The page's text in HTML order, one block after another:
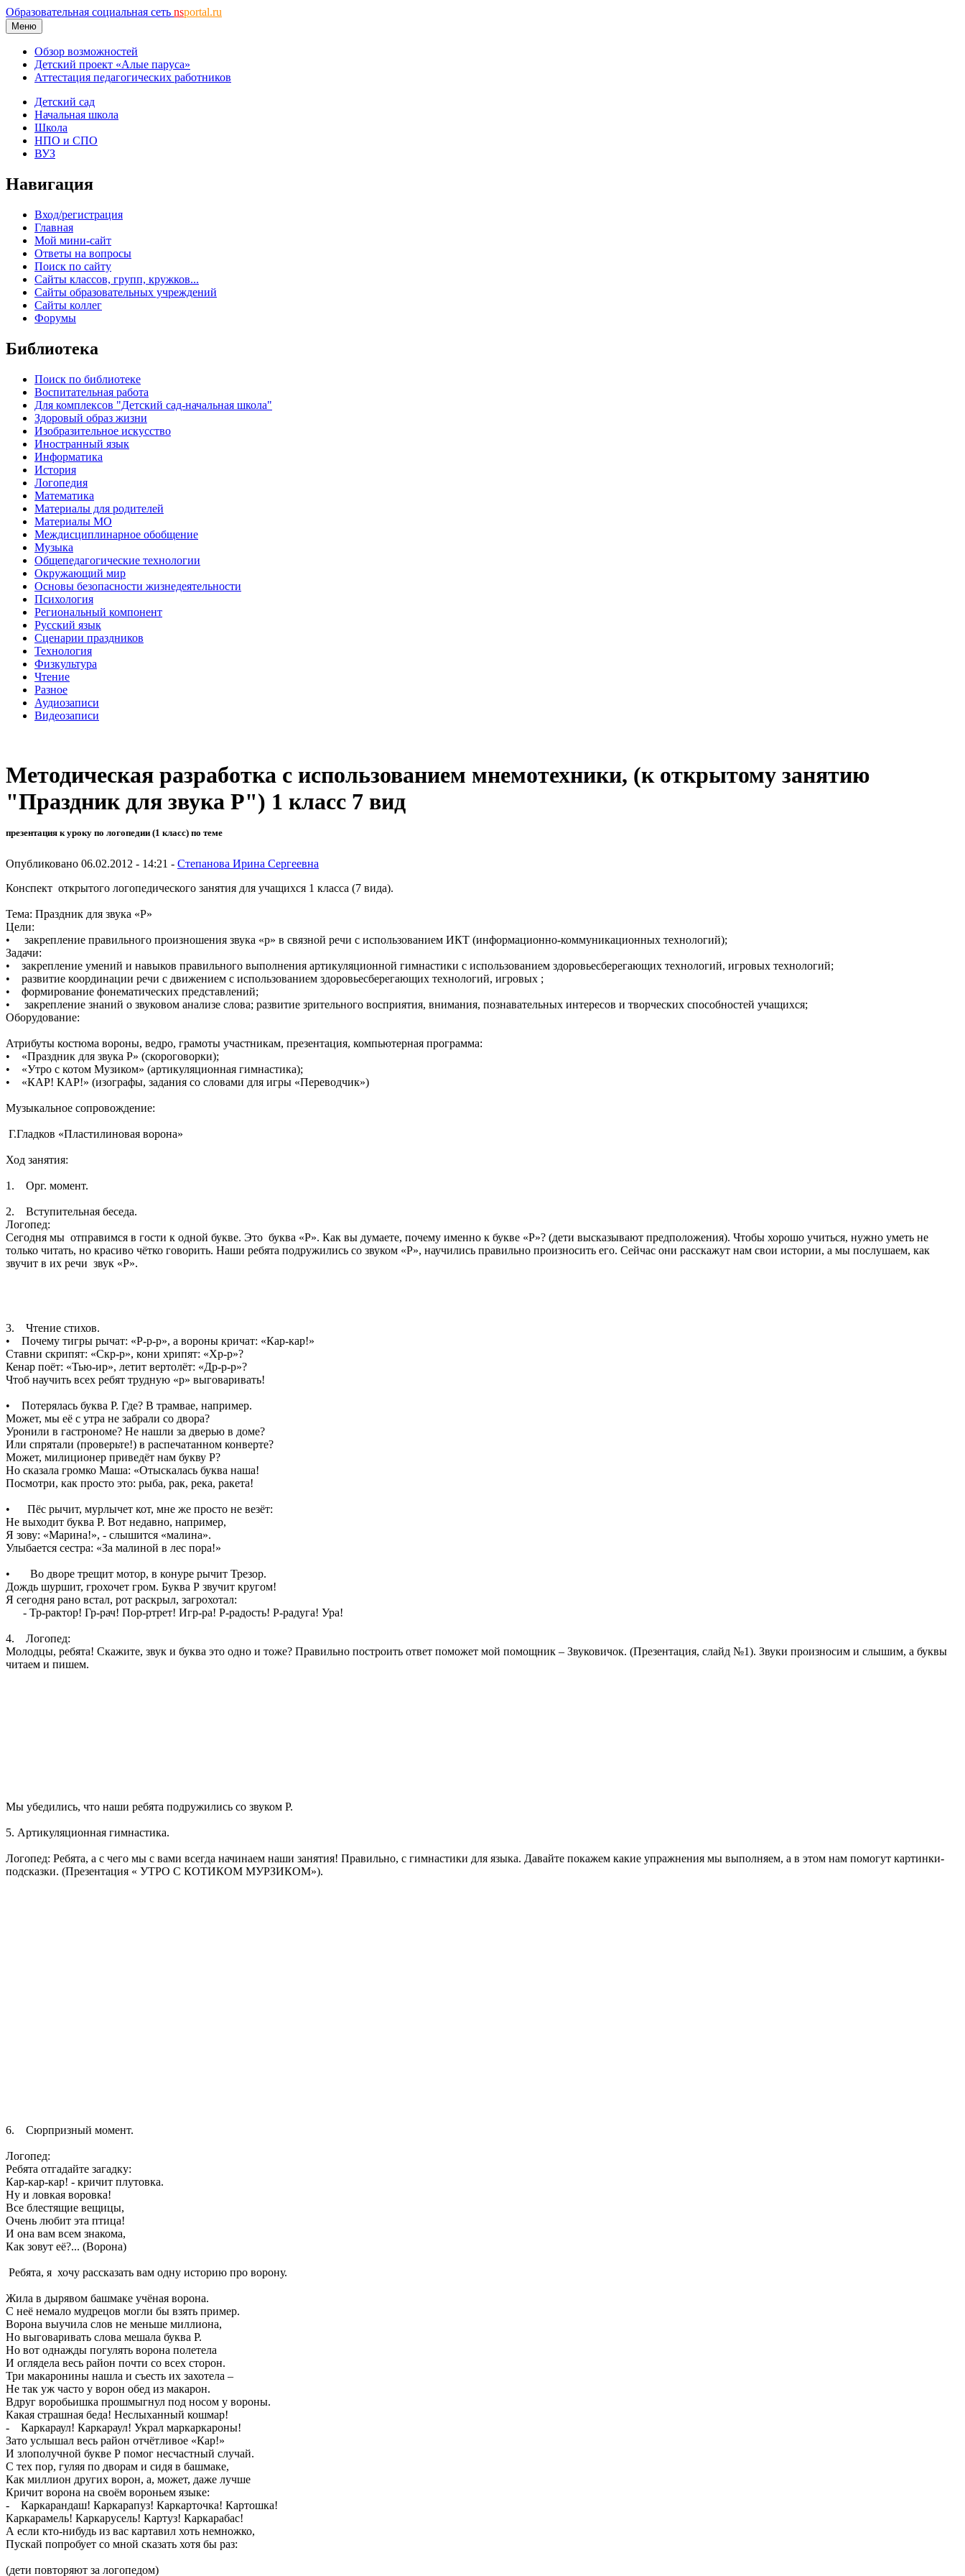
Образовательная социальная сеть nsportal.ru
Меню
Обзор возможностей
Детский проект «Алые паруса»
Аттестация педагогических работников
Детский сад
Начальная школа
Школа
НПО и СПО
ВУЗ
Навигация
Вход/регистрация
Главная
Мой мини-сайт
Ответы на вопросы
Поиск по сайту
Сайты классов, групп, кружков...
Сайты образовательных учреждений
Сайты коллег
Форумы
Библиотека
Поиск по библиотеке
Воспитательная работа
Для комплексов "Детский сад-начальная школа"
Здоровый образ жизни
Изобразительное искусство
Иностранный язык
Информатика
История
Логопедия
Математика
Материалы для родителей
Материалы МО
Междисциплинарное обобщение
Музыка
Общепедагогические технологии
Окружающий мир
Основы безопасности жизнедеятельности
Психология
Региональный компонент
Русский язык
Сценарии праздников
Технология
Физкультура
Чтение
Разное
Аудиозаписи
Видеозаписи
Методическая разработка с использованием мнемотехники, (к открытому занятию
"Праздник для звука Р") 1 класс 7 вид
презентация к уроку по логопедии (1 класс) по теме
Опубликовано 06.02.2012 - 14:21 - Степанова Ирина Сергеевна
Конспект открытого логопедического занятия для учащихся 1 класса (7 вида).
Тема: Праздник для звука «Р»
Цели:
• закрепление правильного произношения звука «р» в связной речи с использованием ИКТ (информационно-коммуникационных технологий);
Задачи:
• закрепление умений и навыков правильного выполнения артикуляционной гимнастики с использованием здоровьесберегающих технологий, игровых технологий;
• развитие координации речи с движением с использованием здоровьесберегающих технологий, игровых ;
• формирование фонематических представлений;
• закрепление знаний о звуковом анализе слова; развитие зрительного восприятия, внимания, познавательных интересов и творческих способностей учащихся;
Оборудование:
Атрибуты костюма вороны, ведро, грамоты участникам, презентация, компьютерная программа:
• «Праздник для звука Р» (скороговорки);
• «Утро с котом Музиком» (артикуляционная гимнастика);
• «КАР! КАР!» (изографы, задания со словами для игры «Переводчик»)
Музыкальное сопровождение:
Г.Гладков «Пластилиновая ворона»
Ход занятия:
1. Орг. момент.
2. Вступительная беседа.
Логопед:
Сегодня мы отправимся в гости к одной букве. Это буква «Р». Как вы думаете, почему именно к букве «Р»? (дети высказывают предположения). Чтобы хорошо учиться, нужно уметь не
только читать, но красиво чётко говорить. Наши ребята подружились со звуком «Р», научились правильно произносить его. Сейчас они расскажут нам свои истории, а мы послушаем, как
звучит в их речи звук «Р».
3. Чтение стихов.
• Почему тигры рычат: «Р-р-р», а вороны кричат: «Кар-кар!»
Ставни скрипят: «Скр-р», кони хрипят: «Хр-р»?
Кенар поёт: «Тью-ир», летит вертолёт: «Др-р-р»?
Чтоб научить всех ребят трудную «р» выговаривать!
• Потерялась буква Р. Где? В трамвае, например.
Может, мы её с утра не забрали со двора?
Уронили в гастрономе? Не нашли за дверью в доме?
Или спрятали (проверьте!) в распечатанном конверте?
Может, милиционер приведёт нам букву Р?
Но сказала громко Маша: «Отыскалась буква наша!
Посмотри, как просто это: рыба, рак, река, ракета!
• Пёс рычит, мурлычет кот, мне же просто не везёт:
Не выходит буква Р. Вот недавно, например,
Я зову: «Марина!», - слышится «малина».
Улыбается сестра: «За малиной в лес пора!»
• Во дворе трещит мотор, в конуре рычит Трезор.
Дождь шуршит, грохочет гром. Буква Р звучит кругом!
Я сегодня рано встал, рот раскрыл, загрохотал:
- Тр-рактор! Гр-рач! Пор-ртрет! Игр-ра! Р-радость! Р-радуга! Ура!
4. Логопед:
Молодцы, ребята! Скажите, звук и буква это одно и тоже? Правильно построить ответ поможет мой помощник – Звуковичок. (Презентация, слайд №1). Звуки произносим и слышим, а буквы
читаем и пишем.
Мы убедились, что наши ребята подружились со звуком Р.
5. Артикуляционная гимнастика.
Логопед: Ребята, а с чего мы с вами всегда начинаем наши занятия! Правильно, с гимнастики для языка. Давайте покажем какие упражнения мы выполняем, а в этом нам помогут картинки-
подсказки. (Презентация « УТРО С КОТИКОМ МУРЗИКОМ»).
6. Сюрпризный момент.
Логопед:
Ребята отгадайте загадку:
Кар-кар-кар! - кричит плутовка.
Ну и ловкая воровка!
Все блестящие вещицы,
Очень любит эта птица!
И она вам всем знакома,
Как зовут её?... (Ворона)
Ребята, я хочу рассказать вам одну историю про ворону.
Жила в дырявом башмаке учёная ворона.
С неё немало мудрецов могли бы взять пример.
Ворона выучила слов не меньше миллиона,
Но выговаривать слова мешала буква Р.
Но вот однажды погулять ворона полетела
И оглядела весь район почти со всех сторон.
Три макаронины нашла и съесть их захотела –
Не так уж часто у ворон обед из макарон.
Вдруг воробьишка прошмыгнул под носом у вороны.
Какая страшная беда! Неслыханный кошмар!
- Каркараул! Каркараул! Украл маркаркароны!
Зато услышал весь район отчётливое «Кар!»
И злополучной букве Р помог несчастный случай.
С тех пор, гуляя по дворам и сидя в башмаке,
Как миллион других ворон, а, может, даже лучше
Кричит ворона на своём вороньем языке:
- Каркарандаш! Каркарапуз! Каркарточка! Картошка!
Каркарамель! Каркарусель! Картуз! Каркарабас!
А если кто-нибудь из вас картавил хоть немножко,
Пускай попробует со мной сказать хотя бы раз:
(дети повторяют за логопедом)